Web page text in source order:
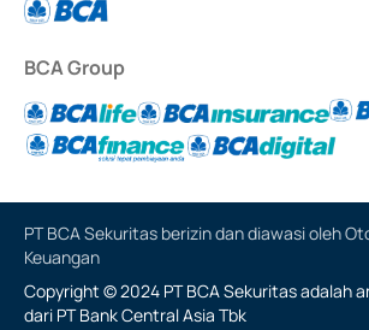
BCA Group
PT BCA Sekuritas berizin dan diawasi oleh
Keuangan
Copyright © 2024 PT BCA Sekuritas adalah
dari PT Bank Central Asia Tbk